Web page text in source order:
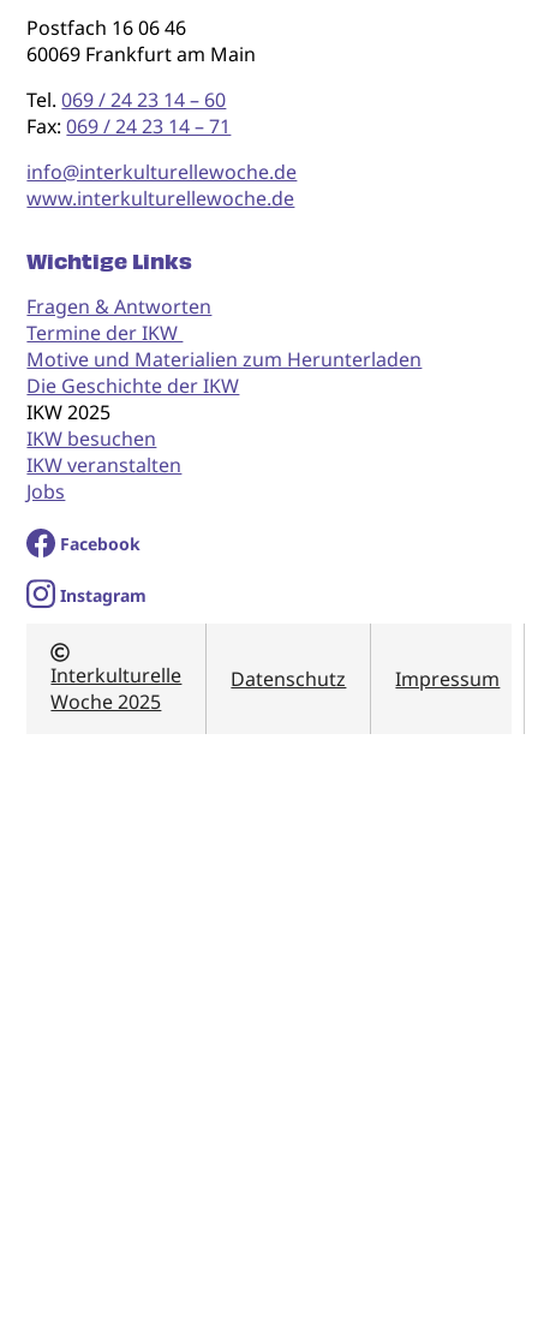
Postfach 16 06 46
60069 Frankfurt am Main
Tel.069 / 24 23 14 – 60
Fax:069 / 24 23 14 – 71
info@interkulturellewoche.de
www.interkulturellewoche.de
Wichtige Links
Fragen & Antworten
Termine der IKW
Motive und Materialien zum Herunterladen
Die Geschichte der IKW
IKW 2025
IKW besuchen
IKW veranstalten
Jobs
Facebook
Instagram
Interkulturelle
Woche 2025
Datenschutz Impressum